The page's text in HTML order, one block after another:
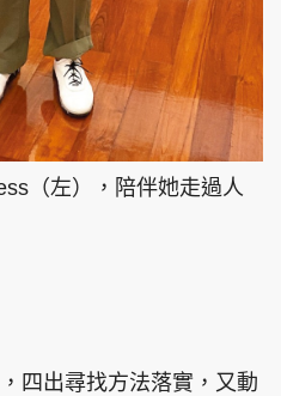
（左），陪伴她走過人
四出尋找方法落實，又動